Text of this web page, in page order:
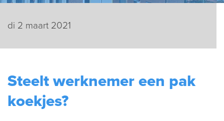
di 2 maart 2021
Steelt werknemer een pak
koekjes?